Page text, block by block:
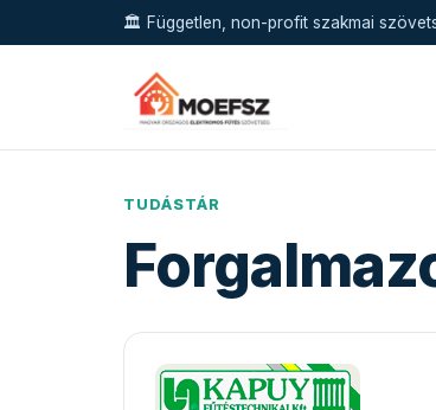
🏛️ Független, non-profit szakmai
TUDÁSTÁR